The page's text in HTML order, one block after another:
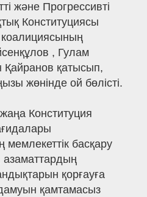
және Прогрессивті
Конституциясы
, Гулам
қатысып,
жөнінде ой бөлісті.
Конституция
басқару
азаматтардың
қорғауға
қамтамасыз